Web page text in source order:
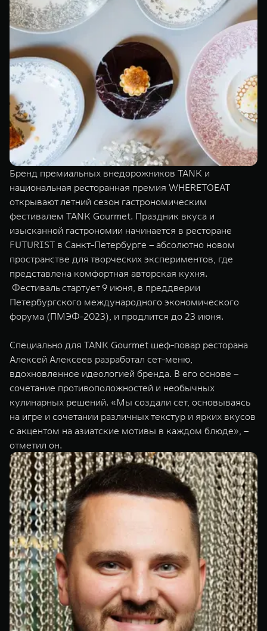
TANK 500
Веди за собой
от 6 499 000 ₽
TANK 700
Сила
от 10 199
WEY 07
Расширяя границы комфорта
от 6 149 000 ₽ от 5 699
WEY 80
Масштаб возможностей
от 6 449 000 ₽
WEY 80
от 8 099
TANK Финансы
Корпоративным клиентам
TANK ФИНАНСЫ
TANK Кредит
TANK Лизинг
TANK Страхование
Сервис
Специальные предложения
Моторные масла
ЦИФРОВЫЕ СЕРВИСЫ TANK
Цифровые сервисы TANK
Подписки
Бренд премиальных внедорожников TANK и
национальная ресторанная премия WHERETOEAT
открывают летний сезон гастрономическим
фестивалем TANK Gourmet. Праздник вкуса и
изысканной гастрономии начинается в ресторане
FUTURIST в Санкт-Петербурге – абсолютно новом
пространстве для творческих экспериментов, где
представлена комфортная авторская кухня.
Фестиваль стартует 9 июня, в преддверии
Петербургского международного экономического
форума (ПМЭФ-2023), и продлится до 23 июня.
Специально для TANK Gourmet шеф-повар ресторана
Алексей Алексеев разработал сет-меню,
вдохновленное идеологией бренда. В его основе –
сочетание противоположностей и необычных
кулинарных решений. «Мы создали сет, основываясь
на игре и сочетании различных текстур и ярких вкусов
с акцентом на азиатские мотивы в каждом блюде», –
отметил он.